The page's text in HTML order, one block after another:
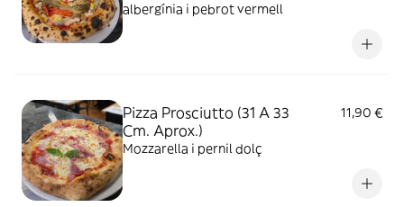
albergínia i pebrot vermell
Pizza Prosciutto (31 A 33
Cm. Aprox.)
11,90 €
Mozzarella i pernil dolç